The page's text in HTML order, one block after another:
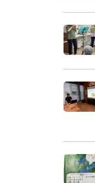
福祉用